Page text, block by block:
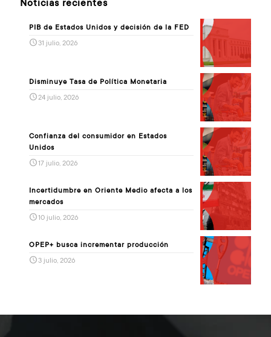
Noticias recientes
PIB de Estados Unidos y decisión de la FED
31 julio, 2026
Disminuye Tasa de Política Monetaria
24 julio, 2026
Confianza del consumidor en Estados
Unidos
17 julio, 2026
Incertidumbre en Oriente Medio afecta a los
mercados
10 julio, 2026
OPEP+ busca incrementar producción
3 julio, 2026